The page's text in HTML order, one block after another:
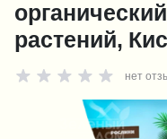
растений,
нет